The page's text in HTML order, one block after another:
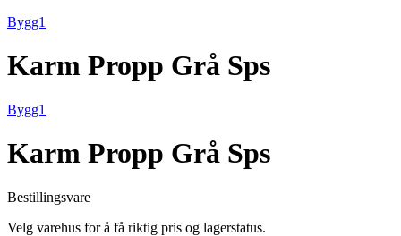
Bygg1
Karm Propp Grå Sps
Bygg1
Karm Propp Grå Sps
Bestillingsvare
Velg varehus for å få riktig pris og lagerstatus.